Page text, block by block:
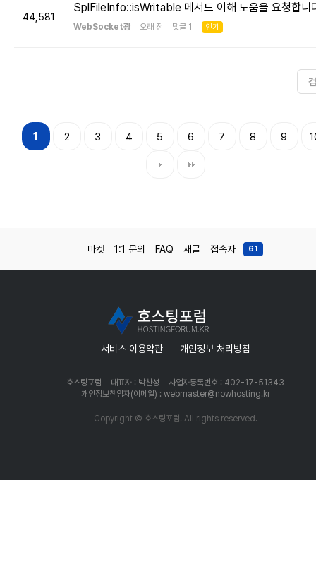
44,581
SplFileInfo::isWritable 메서드 이해 도움을 요청합니
WebSocket광 오래 전 댓글 1 인기
1 2 3 4 5 6 7 8 9
마켓 1:1 문의 FAQ 새글 접속자 61
서비스 이용약관 개인정보 처리방침
호스팅포럼 대표자 : 박찬성
사업자등록번호 : 402-17-51343
개인정보책임자(이메일) : webmaster@nowhosting.kr
Copyright © 호스팅포럼. All rights reserved.